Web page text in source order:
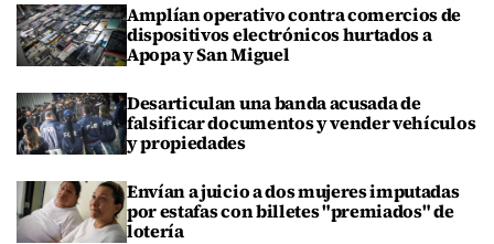
Amplían operativo contra comercios de
dispositivos electrónicos hurtados a
Apopa y San Miguel
Desarticulan una banda acusada de
falsificar documentos y vender vehículos
y propiedades
Envían a juicio a dos mujeres imputadas
por estafas con billetes "premiados" de
lotería